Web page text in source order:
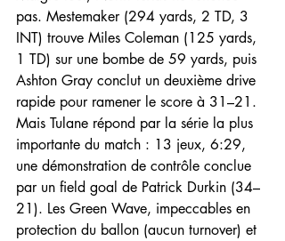
pas. Mestemaker (294 yards, 2 TD, 3
INT) trouve Miles Coleman (125 yards,
1 TD) sur une bombe de 59 yards, puis
Ashton Gray conclut un deuxième drive
rapide pour ramener le score à 31–21.
Mais Tulane répond par la série la plus
importante du match : 13 jeux, 6:29,
une démonstration de contrôle conclue
par un field goal de Patrick Durkin (34–
21). Les Green Wave, impeccables en
protection du ballon (aucun turnover) et